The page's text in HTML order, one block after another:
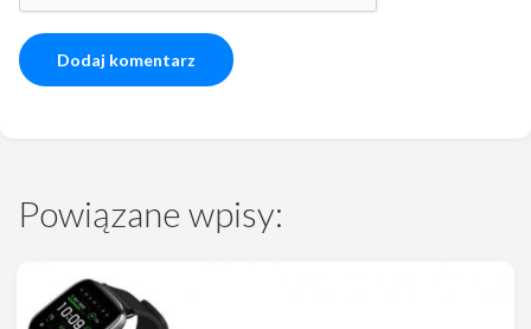
Powiązane wpisy: